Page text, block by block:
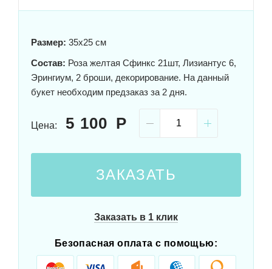
Размер: 35x25 см
Состав: Роза желтая Сфинкс 21шт, Лизиантус 6,
Эрингиум, 2 броши, декорирование. На данный
букет необходим предзаказ за 2 дня.
Цена: 5 100
ЗАКАЗАТЬ
Заказать в 1 клик
Безопасная оплата с помощью: